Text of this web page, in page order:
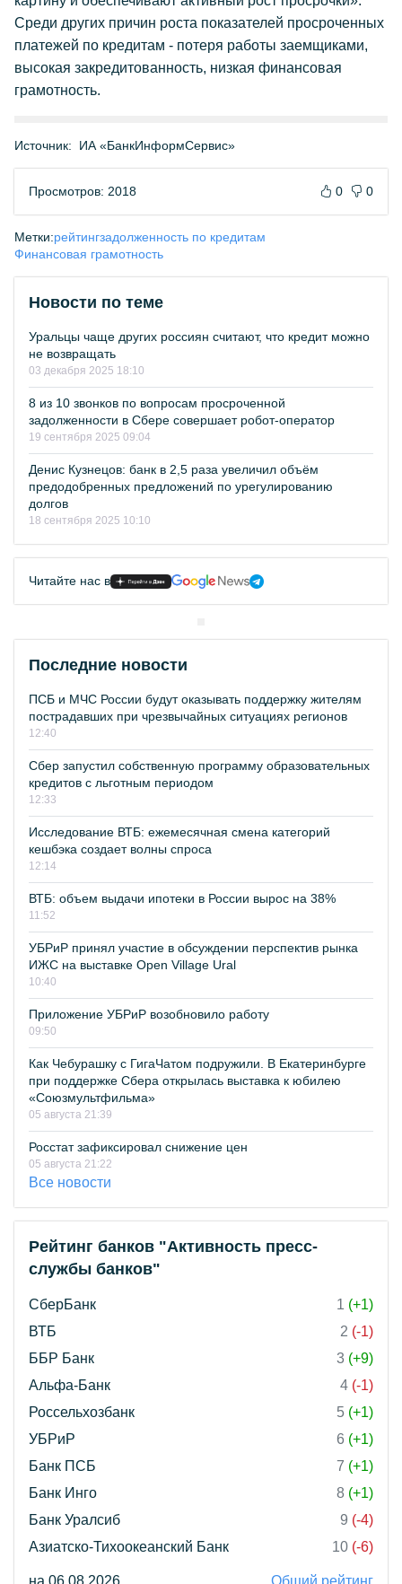
Среди других причин роста показателей просроченных
платежей по кредитам - потеря работы заемщиками,
высокая закредитованность, низкая финансовая
грамотность.
Источник: ИА «БанкИнформСервис»
Просмотров: 2018 0 0
Метки:рейтингзадолженность по кредитам
Финансовая грамотность
Новости по теме
Уральцы чаще других россиян считают, что кредит можно
не возвращать
03 декабря 2025 18:10
8 из 10 звонков по вопросам просроченной
задолженности в Сбере совершает робот-оператор
19 сентября 2025 09:04
Денис Кузнецов: банк в 2,5 раза увеличил объём
предодобренных предложений по урегулированию
долгов
18 сентября 2025 10:10
Читайте нас в
Последние новости
ПСБ и МЧС России будут оказывать поддержку жителям
пострадавших при чрезвычайных ситуациях регионов
12:40
Сбер запустил собственную программу образовательных
кредитов с льготным периодом
12:33
Исследование ВТБ: ежемесячная смена категорий
кешбэка создает волны спроса
12:14
ВТБ: объем выдачи ипотеки в России вырос на 38%
11:52
УБРиР принял участие в обсуждении перспектив рынка
ИЖС на выставке Open Village Ural
10:40
Приложение УБРиР возобновило работу
09:50
Как Чебурашку с ГигаЧатом подружили. В Екатеринбурге
при поддержке Сбера открылась выставка к юбилею
«Союзмультфильма»
05 августа 21:39
Росстат зафиксировал снижение цен
05 августа 21:22
Все новости
Рейтинг банков "Активность пресс-
службы банков"
СберБанк 1 (+1)
ВТБ
2 (-1)
ББР Банк
3 (+9)
Альфа-Банк
4 (-1)
Россельхозбанк
5 (+1)
УБРиР
6 (+1)
Банк ПСБ
7 (+1)
Банк Инго
8 (+1)
Банк Уралсиб
9 (-4)
Азиатско-Тихоокеанский Банк
10 (-6)
на 06.08.2026 Общий рейтинг